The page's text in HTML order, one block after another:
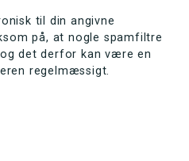
til din angivne
på, at nogle spamfiltre
det derfor kan være en
regelmæssigt.